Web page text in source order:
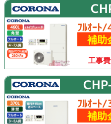
ﾌﾙｵｰﾄ/
補助
工事
ﾌﾙｵｰﾄ
補助